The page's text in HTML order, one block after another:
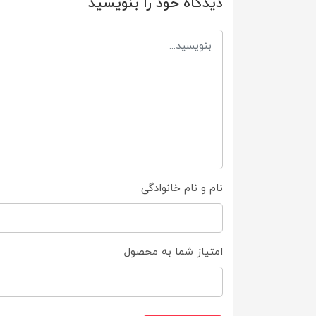
نام و نام خانوادگی
امتیاز شما به محصول